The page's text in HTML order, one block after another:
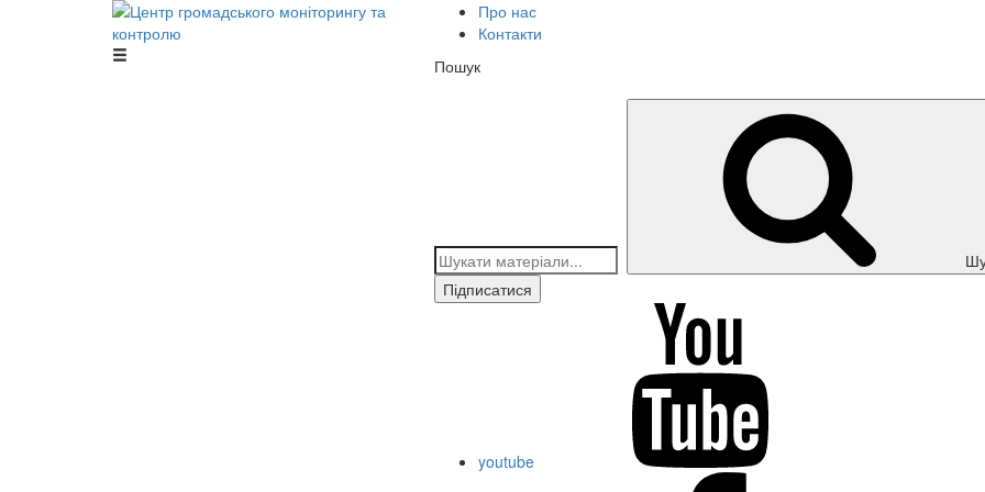
Центр громадського моніторингу та
Про нас
Контакти
Пошук
Підписатися
youtube